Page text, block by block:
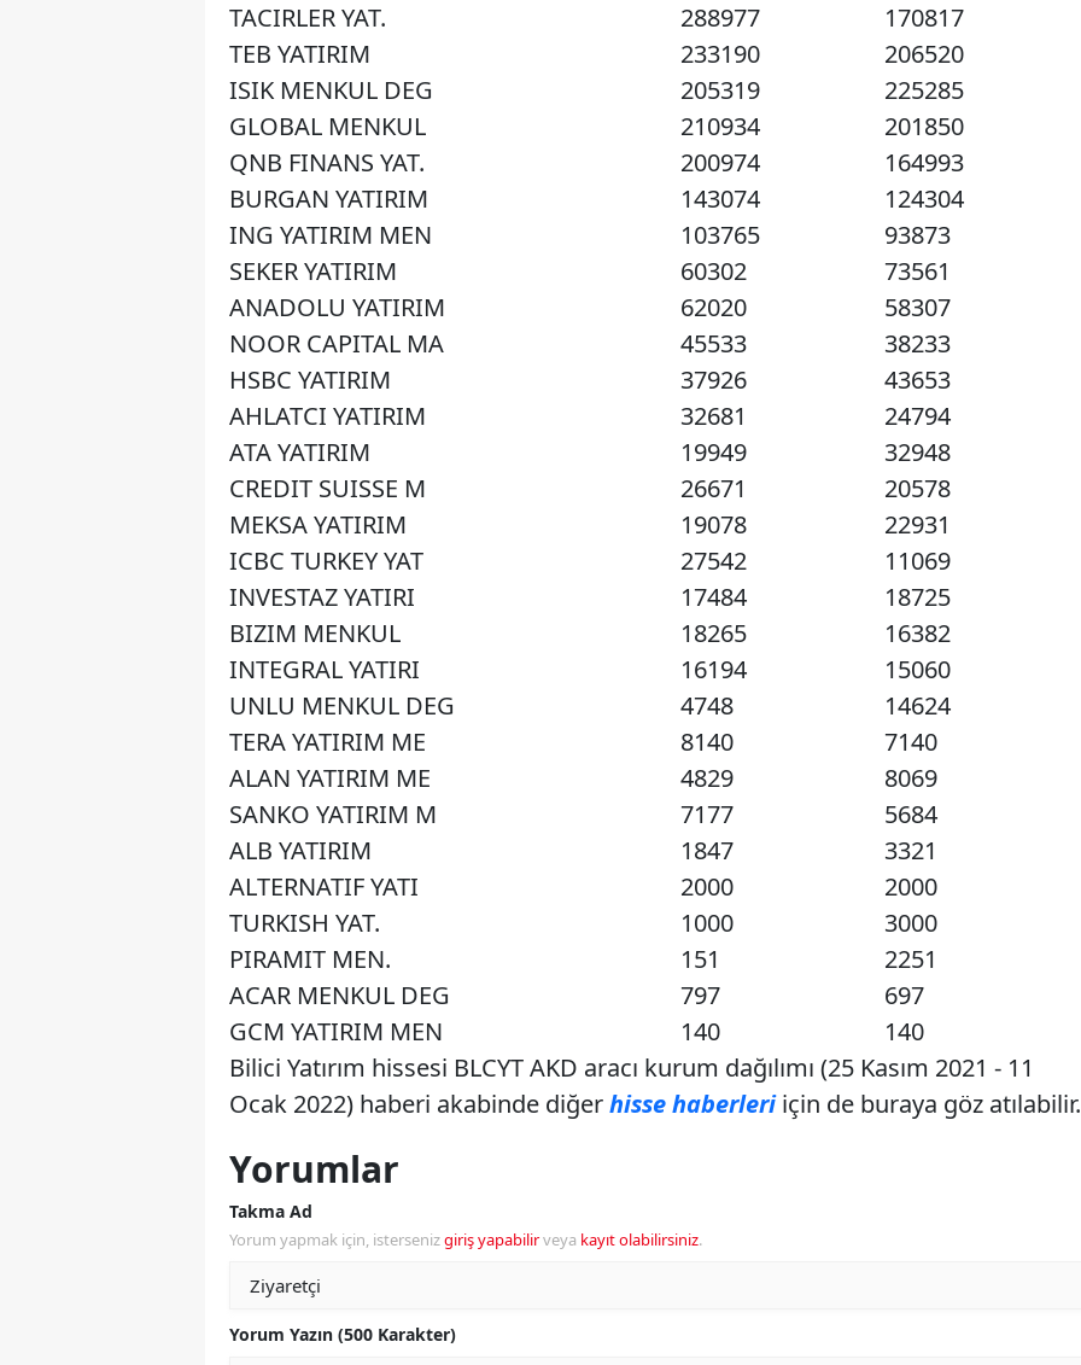
TACIRLER YAT.
288977
170817
TEB YATIRIM
233190
206520
ISIK MENKUL DEG
205319
225285
GLOBAL MENKUL
210934
201850
QNB FINANS YAT.
200974
164993
BURGAN YATIRIM
143074
124304
ING YATIRIM MEN
103765
93873
SEKER YATIRIM
60302
73561
ANADOLU YATIRIM
62020
58307
NOOR CAPITAL MA
45533
38233
HSBC YATIRIM
37926
43653
AHLATCI YATIRIM
32681
24794
ATA YATIRIM
19949
32948
CREDIT SUISSE M
26671
20578
MEKSA YATIRIM
19078
22931
ICBC TURKEY YAT
27542
11069
INVESTAZ YATIRI
17484
18725
BIZIM MENKUL
18265
16382
INTEGRAL YATIRI
16194
15060
UNLU MENKUL DEG
4748
14624
TERA YATIRIM ME
8140
7140
ALAN YATIRIM ME
4829
8069
SANKO YATIRIM M
7177
5684
ALB YATIRIM
1847
3321
ALTERNATIF YATI
2000
2000
TURKISH YAT.
1000
3000
PIRAMIT MEN.
151
2251
ACAR MENKUL DEG
797
697
GCM YATIRIM MEN
140
140
Bilici Yatırım hissesi BLCYT AKD aracı kurum dağılımı (25 Kasım 2021 - 11
Ocak 2022) haberi akabinde diğerhisse haberleriiçin de buraya göz atılabilir.
Yorumlar
Takma Ad
Yorum yapmak için, istersenizgiriş yapabilirveya kayıt olabilirsiniz.
Yorum Yazın (500 Karakter)